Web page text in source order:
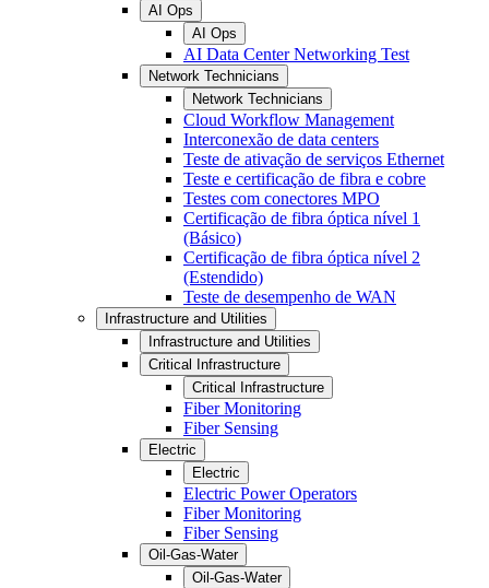
AI Ops
AI Ops
AI Data Center Networking Test
Network Technicians
Network Technicians
Cloud Workflow Management
Interconexão de data centers
Teste de ativação de serviços Ethernet
Teste e certificação de fibra e cobre
Testes com conectores MPO
Certificação de fibra óptica nível 1
(Básico)
Certificação de fibra óptica nível 2
(Estendido)
Teste de desempenho de WAN
Infrastructure and Utilities
Infrastructure and Utilities
Critical Infrastructure
Critical Infrastructure
Fiber Monitoring
Fiber Sensing
Electric
Electric
Electric Power Operators
Fiber Monitoring
Fiber Sensing
Oil-Gas-Water
Oil-Gas-Water